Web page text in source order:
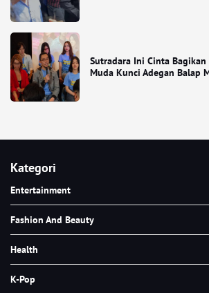
Sutradara Ini Cinta Bagikan
Muda Kunci Adegan Balap
Kategori
Entertainment
Fashion And Beauty
Health
K-Pop